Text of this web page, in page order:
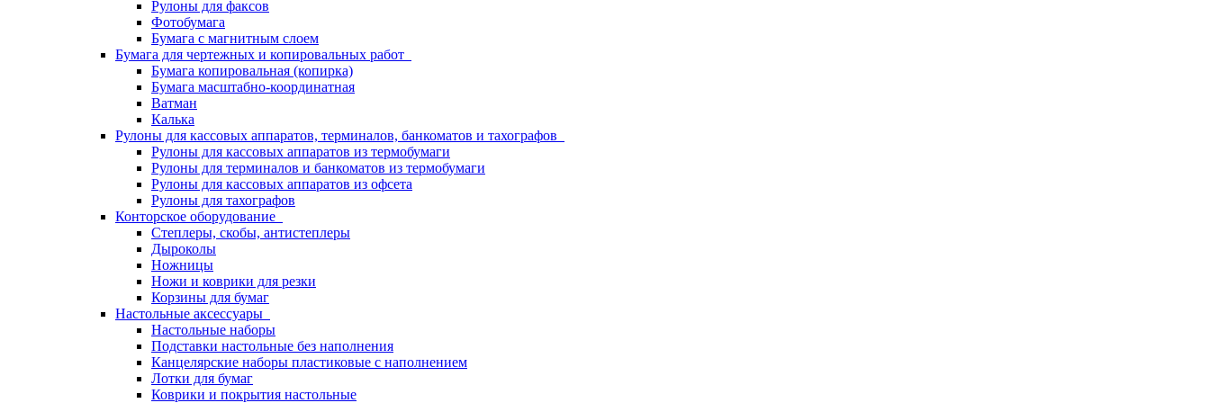
Рулоны для факсов
Фотобумага
Бумага с магнитным слоем
Бумага для чертежных и копировальных работ
Бумага копировальная (копирка)
Бумага масштабно-координатная
Ватман
Калька
Рулоны для кассовых аппаратов, терминалов, банкоматов и тахографов
Рулоны для кассовых аппаратов из термобумаги
Рулоны для терминалов и банкоматов из термобумаги
Рулоны для кассовых аппаратов из офсета
Рулоны для тахографов
Конторское оборудование
Степлеры, скобы, антистеплеры
Дыроколы
Ножницы
Ножи и коврики для резки
Корзины для бумаг
Настольные аксессуары
Настольные наборы
Подставки настольные без наполнения
Канцелярские наборы пластиковые с наполнением
Лотки для бумаг
Коврики и покрытия настольные